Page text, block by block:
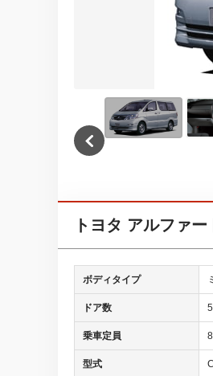
トヨタ アルファ
ボディタイプ
ドア数
乗車定員
型式